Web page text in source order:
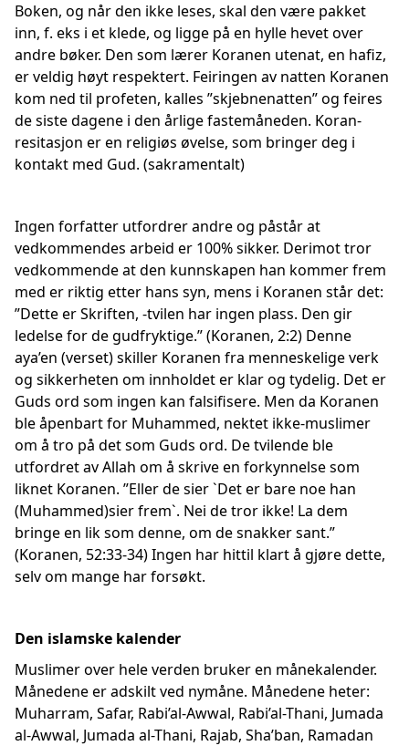
Boken, og når den ikke leses, skal den være pakket
inn, f. eks i et klede, og ligge på en hylle hevet over
andre bøker. Den som lærer Koranen utenat, en hafiz,
er veldig høyt respektert. Feiringen av natten Koranen
kom ned til profeten, kalles ”skjebnenatten” og feires
de siste dagene i den årlige fastemåneden. Koran-
resitasjon er en religiøs øvelse, som bringer deg i
kontakt med Gud. (sakramentalt)
Ingen forfatter utfordrer andre og påstår at
vedkommendes arbeid er 100% sikker. Derimot tror
vedkommende at den kunnskapen han kommer frem
med er riktig etter hans syn, mens i Koranen står det:
”Dette er Skriften, -tvilen har ingen plass. Den gir
ledelse for de gudfryktige.” (Koranen, 2:2) Denne
aya’en (verset) skiller Koranen fra menneskelige verk
og sikkerheten om innholdet er klar og tydelig. Det er
Guds ord som ingen kan falsifisere. Men da Koranen
ble åpenbart for Muhammed, nektet ikke-muslimer
om å tro på det som Guds ord. De tvilende ble
utfordret av Allah om å skrive en forkynnelse som
liknet Koranen. ”Eller de sier `Det er bare noe han
(Muhammed)sier frem`. Nei de tror ikke! La dem
bringe en lik som denne, om de snakker sant.”
(Koranen, 52:33-34) Ingen har hittil klart å gjøre dette,
selv om mange har forsøkt.
Den islamske kalender
Muslimer over hele verden bruker en månekalender.
Månedene er adskilt ved nymåne. Månedene heter:
Muharram, Safar, Rabi’al-Awwal, Rabi’al-Thani, Jumada
al-Awwal, Jumada al-Thani, Rajab, Sha’ban, Ramadan